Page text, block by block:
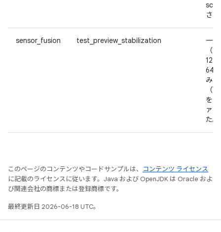
さ
sensor_fusion test_preview_stabilization
一
（
み
（
を
ァ
た。
このページのコンテンツやコードサンプルは、
コンテンツ ライセンス
に記載のライセンスに従います。Java および OpenJDK は Oracle およ
び関連会社の商標または登録商標です。
最終更新日 2026-06-18 UTC。